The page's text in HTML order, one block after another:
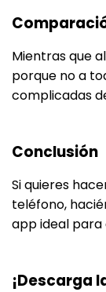
Mientras que
porque no a
complicadas
Conclusión
Si quieres
teléfono,
app ideal
¡Descarga